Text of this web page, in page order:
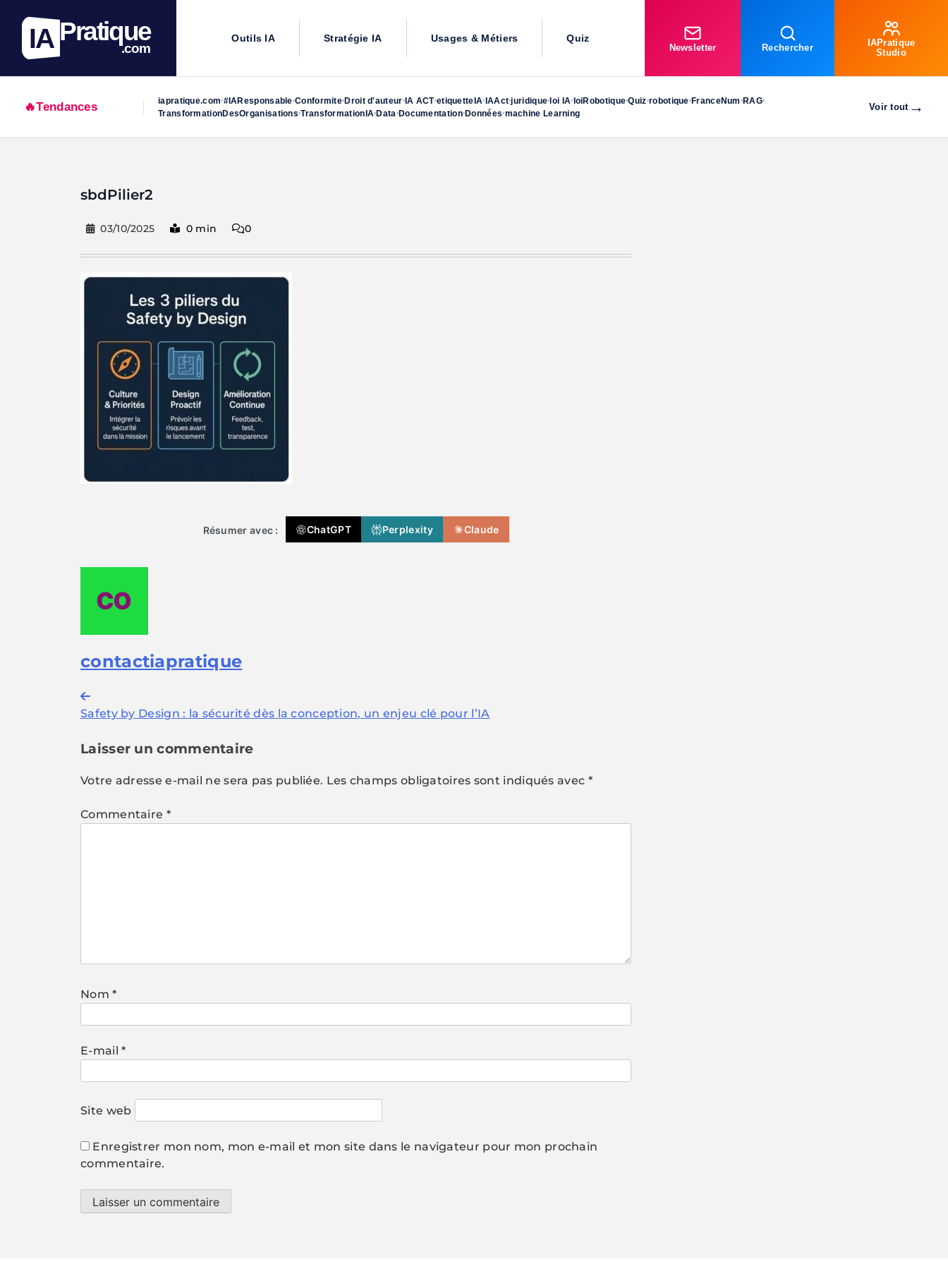
IA Pratique
.com
Outils IA Stratégie IA Usages & Métiers Quiz
Newsletter Rechercher
IAPratique
Studio
🔥Tendances iapratique.com•#IAResponsable•Conformite• Droit d'auteur•IA ACT•etiquetteIA• IAAct•juridique• loi IA• loiRobotique•Quiz•robotique• FranceNum • RAG•
TransformationDesOrganisations•TransformationIA• Data •Documentation• Données•machine Learning
Voir tout→
sbdPilier2
03/10/2025 0 min 0
Résumer avec : ChatGPT Perplexity Claude
contactiapratique
Navigation
de
l’article
Safety by Design : la sécurité dès la conception, un enjeu clé pour l’IA
Laisser un commentaire
Votre adresse e-mail ne sera pas publiée. Les champs obligatoires sont indiqués avec *
Commentaire *
Nom*
E-mail*
Site web
Enregistrer mon nom, mon e-mail et mon site dans le navigateur pour mon prochain
commentaire.